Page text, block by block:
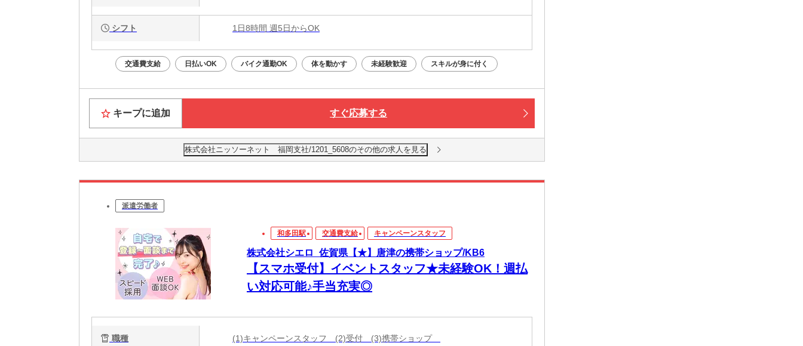
シフト 1日8時間 週5日からOK
交通費支給 日払いOK バイク通勤OK 体を動かす 未経験歓迎 スキルが身に付く
キープに追加 すぐ応募する
株式会社ニッソーネット 福岡支社/1201_5608のその他の求人を見る
派遣労働者
和多田駅 交通費支給 キャンペーンスタッフ
株式会社シエロ_佐賀県【★】唐津の携帯ショップ/KB6
【スマホ受付】イベントスタッフ★未経験OK！週払
い対応可能♪手当充実◎
職種 (1)キャンペーンスタッフ (2)受付 (3)携帯ショップ